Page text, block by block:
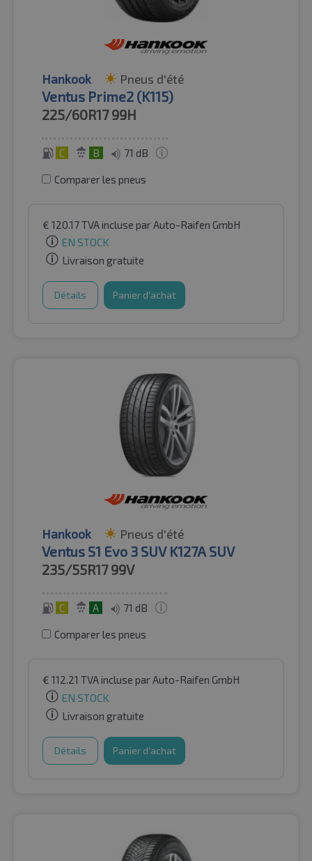
Hankook Pneus d'été
Ventus Prime2 (K115)
225/60R17 99H
C B 71 dB
Comparer les pneus
€ 120.17TVA incluse par Auto-Raifen GmbH
EN STOCK
Livraison gratuite
Détails Panier d'achat
Hankook Pneus d'été
Ventus S1 Evo 3 SUV K127A SUV
235/55R17 99V
C A 71 dB
Comparer les pneus
€ 112.21 TVA incluse par Auto-Raifen GmbH
EN STOCK
Livraison gratuite
Détails Panier d'achat